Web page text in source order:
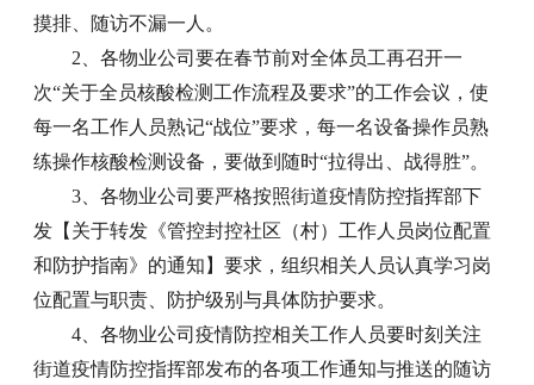
摸排、随访不漏一人。
2、各物业公司要在春节前对全体员工再召开一
次“关于全员核酸检测工作流程及要求”的工作会议，使
每一名工作人员熟记“战位”要求，每一名设备操作员熟
练操作核酸检测设备，要做到随时“拉得出、战得胜”。
3、各物业公司要严格按照街道疫情防控指挥部下
发【关于转发《管控封控社区（村）工作人员岗位配置
和防护指南》的通知】要求，组织相关人员认真学习岗
位配置与职责、防护级别与具体防护要求。
4、各物业公司疫情防控相关工作人员要时刻关注
街道疫情防控指挥部发布的各项工作通知与推送的随访